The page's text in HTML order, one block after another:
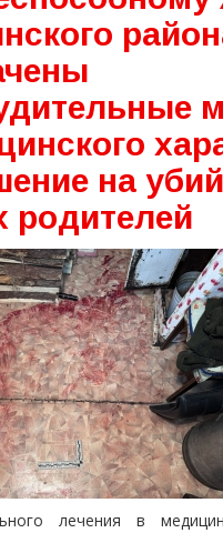
на
родителей
лечения в